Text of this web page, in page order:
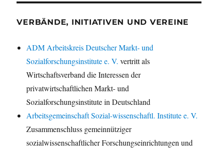
VERBÄNDE, INITIATIVEN UND VEREINE
ADM Arbeitskreis Deutscher Markt- und
Sozialforschungsinstitute e. V. vertritt als
Wirtschaftsverband die Interessen der
privatwirtschaftlichen Markt- und
Sozialforschungsinstitute in Deutschland
Arbeitsgemeinschaft Sozial-wissenschaftl. Institute e. V.
Zusammenschluss gemeinnütziger
sozialwissenschaftlicher Forschungseinrichtungen und